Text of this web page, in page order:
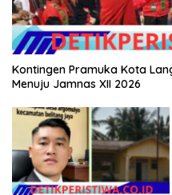
Kontingen Pramuka Kota
Menuju Jamnas XII 2026